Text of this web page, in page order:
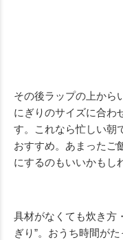
その後ラップの上から
にぎりのサイズに合わ
す。これなら忙しい朝
おすすめ。あまったご
にするのもいいかもし
具材がなくても炊き方
ぎり”。おうち時間が